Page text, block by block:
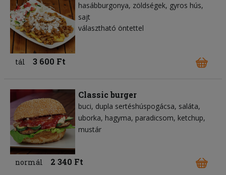
hasábburgonya zöldségek gyros hús
sajt
választható öntettel
tál 3 600 Ft
Classic burger
buci dupla sertéshúspogácsa saláta
uborka hagyma paradicsom ketchup
mustár
normál 2 340 Ft